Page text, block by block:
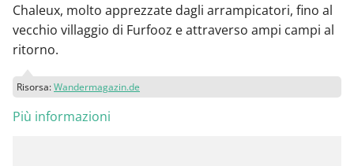
Chaleux, molto apprezzate dagli arrampicatori, fino al
vecchio villaggio di Furfooz e attraverso ampi campi al
ritorno.
Risorsa:Wandermagazin.de
Più informazioni